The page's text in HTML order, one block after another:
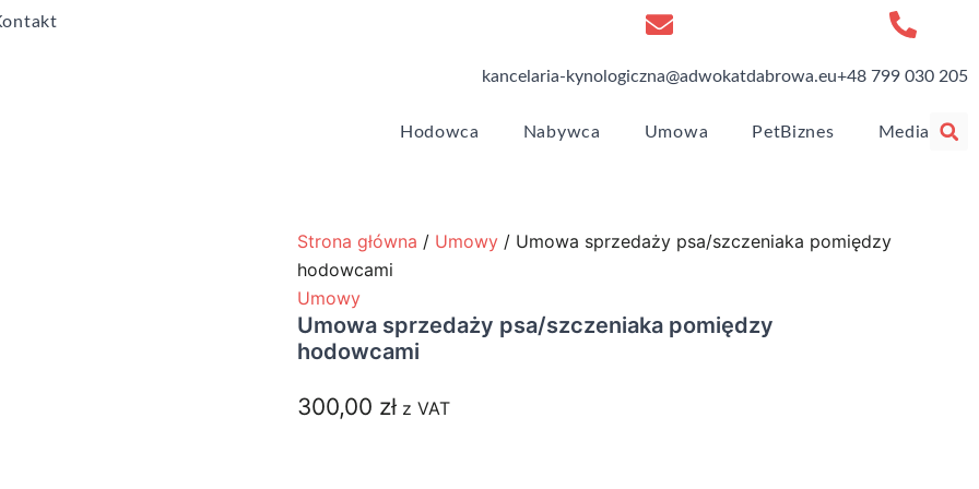
kancelaria-kynologiczna@adwokatdabrowa.eu+48 799 030 205
Hodowca Nabywca Umowa PetBiznes Media
Strona główna / Umowy / Umowa sprzedaży psa/szczeniaka pomiędzy
hodowcami
Umowy
Umowa sprzedaży psa/szczeniaka pomiędzy
hodowcami
300,00 zł z VAT
ilość
sprzedaży
psa/szczeniaka
pomiędzy
hodowcami